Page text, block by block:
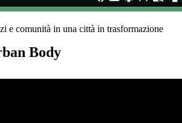
e comunità in una città in trasformazione
Body